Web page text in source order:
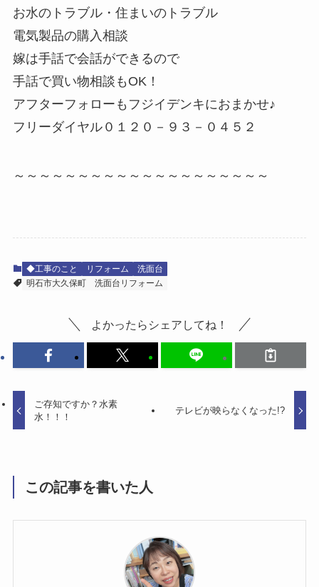
お水のトラブル・住まいのトラブル
電気製品の購入相談
嫁は手話で会話ができるので
手話で買い物相談もOK！
アフターフォローもフジイデンキにおまかせ♪
フリーダイヤル０１２０－９３－０４５２
～～～～～～～～～～～～～～～～～～～～
◆工事のこと リフォーム
洗面台
明石市大久保町
洗面台リフォーム
よかったらシェアしてね！
ご存知ですか？水素
水！！！
テレビが映らなくなった!?
この記事を書いた人